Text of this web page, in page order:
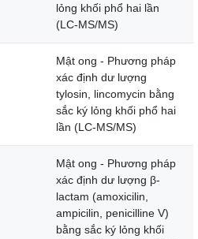
lỏng khối phổ hai lần
(LC-MS/MS)
Mật ong - Phương pháp
xác định dư lượng
tylosin, lincomycin bằng
sắc ký lỏng khối phổ hai
lần (LC-MS/MS)
Mật ong - Phương pháp
xác định dư lượng β-
lactam (amoxicilin,
ampicilin, penicilline V)
bằng sắc ký lỏng khối